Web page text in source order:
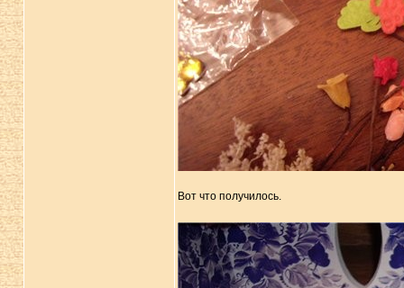
Вот что получилось.